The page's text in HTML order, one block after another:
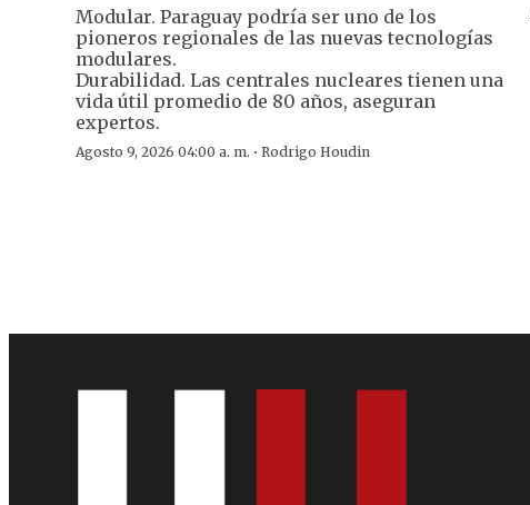
Modular. Paraguay podría ser uno de los
pioneros regionales de las nuevas tecnologías
modulares.
Durabilidad. Las centrales nucleares tienen una
vida útil promedio de 80 años, aseguran
expertos.
Agosto 9, 2026 04:00 a. m. · Rodrigo Houdin